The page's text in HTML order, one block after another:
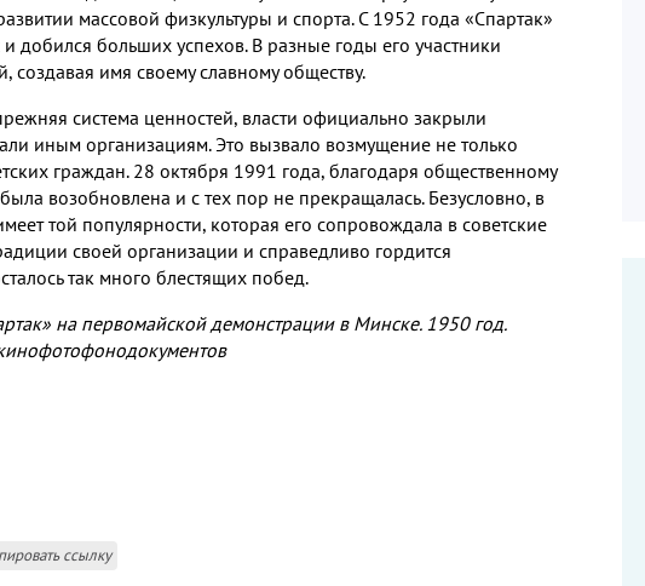
массовой физкультуры и спорта. С 1952 года «Спартак»
добился больших успехов. В разные годы его участники
, создавая имя своему славному обществу.
система ценностей, власти официально закрыли
иным организациям.Это вызвало возмущение не только
граждан. 28 октября 1991 года, благодаря общественному
возобновлена и с тех пор не прекращалась. Безусловно, в
той популярности, которая его сопровождала в советские
своей организации и справедливо гордится
так много блестящих побед.
на первомайской демонстрации в Минске. 1950 год.
ссылку